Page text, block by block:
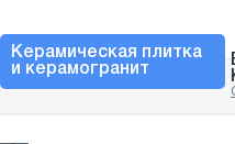
Керамическая плитка
и керамогранит